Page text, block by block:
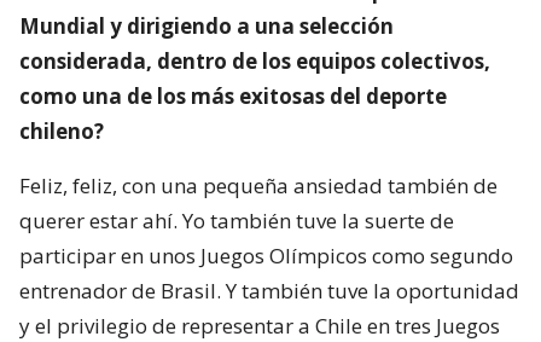
Mundial y dirigiendo a una selección
considerada, dentro de los equipos colectivos,
como una de los más exitosas del deporte
chileno?
Feliz, feliz, con una pequeña ansiedad también de
querer estar ahí. Yo también tuve la suerte de
participar en unos Juegos Olímpicos como segundo
entrenador de Brasil. Y también tuve la oportunidad
y el privilegio de representar a Chile en tres Juegos